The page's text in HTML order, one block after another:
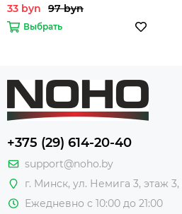
33 byn 97 byn
Выбрать
+375 (29) 614-20-40
support@noho.by
г. Минск, ул. Немига 3, этаж
Ежедневно с 10:00 до 21:00